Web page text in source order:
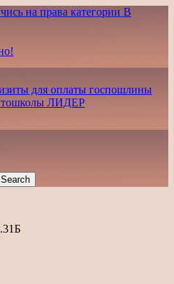
для оплаты госпошлины
ЛИДЕР
Search